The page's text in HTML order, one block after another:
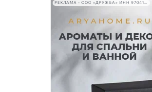
РЕКЛАМА • ООО «ДРУЖБА» ИНН 9704146411